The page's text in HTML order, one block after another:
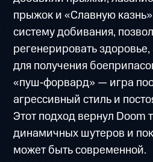
прыжок и «Славную
систему добивания,
регенерировать
для получения
«пуш‑форвард» — игра
агрессивный стиль и
Этот подход вернул Doom
динамичных шутеров и
может быть современной.